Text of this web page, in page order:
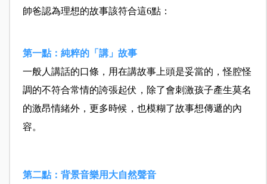
帥爸認為理想的故事該符合這6點：
第一點：純粹的「講」故事
一般人講話的口條，用在講故事上頭是妥當的，怪腔怪
調的不符合常情的誇張起伏，除了會刺激孩子產生莫名
的激昂情緒外，更多時候，也模糊了故事想傳遞的內
容。
第二點：背景音樂用大自然聲音